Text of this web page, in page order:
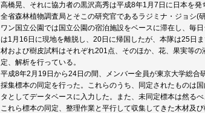
高橋晃、それに協力者の黒沢高秀は平成8年1月7日に日本を
全省森林植物調査局とそこの研究官であるラジミナ・ジョシ(
ワン国立公園では国立公園の宿泊施設をベースに滞在し、毎
は1月16日に現地を離脱し、20日に帰国したが、本隊は25日
材および樹皮試料はそれぞれ201点、そのほか、花、果実等
定、解析を行っている。
平成8年2月19日から24日の間、メンバー全員が東京大学総
採集標本の同定を行った。これらのうち、同定されたものは
タとしてデータベースに入力した。また、未同定標本は然るべ
これら標本の同定、整理作業と平行して収集してきた木材及